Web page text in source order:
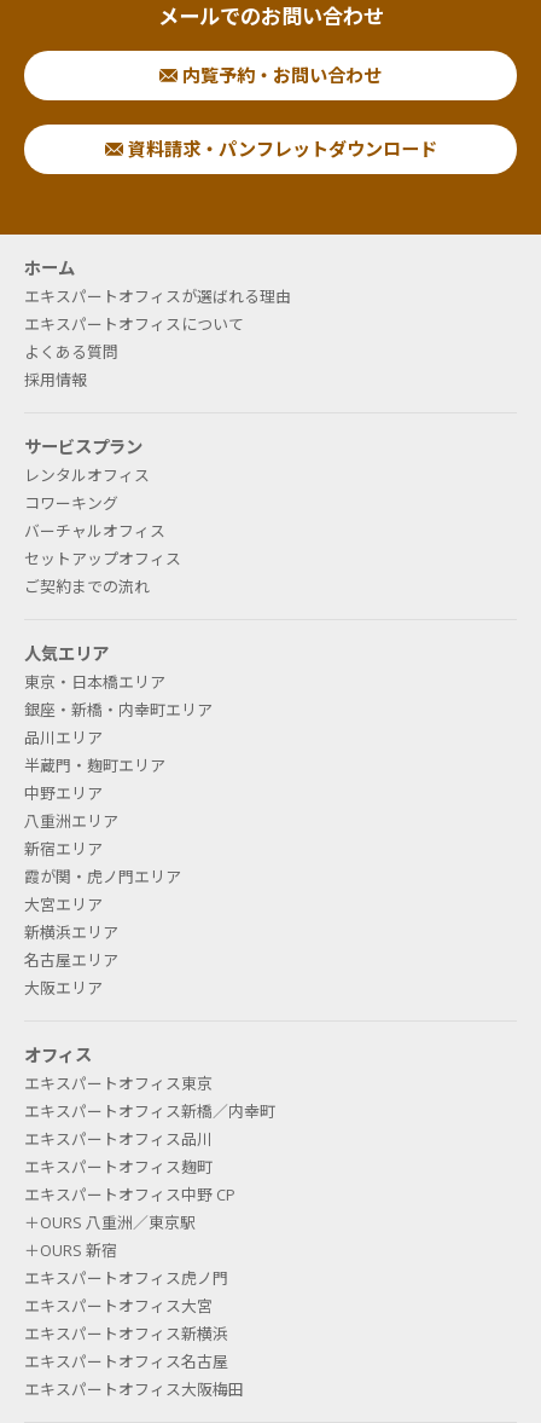
メールでのお問い合わせ
内覧予約・お問い合わせ
資料請求・パンフレットダウンロード
ホーム
エキスパートオフィスが選ばれる理由
エキスパートオフィスについて
よくある質問
採用情報
サービスプラン
レンタルオフィス
コワーキング
バーチャルオフィス
セットアップオフィス
ご契約までの流れ
人気エリア
東京・日本橋エリア
銀座・新橋・内幸町エリア
品川エリア
半蔵門・麹町エリア
中野エリア
八重洲エリア
新宿エリア
霞が関・虎ノ門エリア
大宮エリア
新横浜エリア
名古屋エリア
大阪エリア
オフィス
エキスパートオフィス東京
エキスパートオフィス新橋／内幸町
エキスパートオフィス品川
エキスパートオフィス麹町
エキスパートオフィス中野 CP
＋OURS 八重洲／東京駅
＋OURS 新宿
エキスパートオフィス虎ノ門
エキスパートオフィス大宮
エキスパートオフィス新横浜
エキスパートオフィス名古屋
エキスパートオフィス大阪梅田